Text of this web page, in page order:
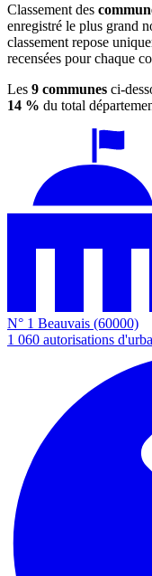
Classement des
enregistré le plus grand
classement repose
recensées pour chaque
Les 9 communes ci-
14 % du total
N° 1 Beauvais (60000)
1 060 autorisations